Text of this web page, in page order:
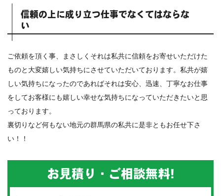
信頼の上に成り立つ仕事でなくてはならな
い
ご依頼を頂く事、まさしくそれは私共に信頼をお寄せいただけた
ものと大変嬉しい気持ちにさせていただいております。私共が嬉
しい気持ちになったのであればそれは安心、迅速、丁寧なお仕事
をしてお客様にも嬉しい幸せな気持ちになっていただきたいと思
っております。
裏切りなど何もない地元の群馬県の私共に是非ともお任せ下さ
い！！
お見積り・ご相談無料!